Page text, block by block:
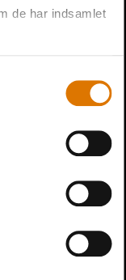
de har indsamlet